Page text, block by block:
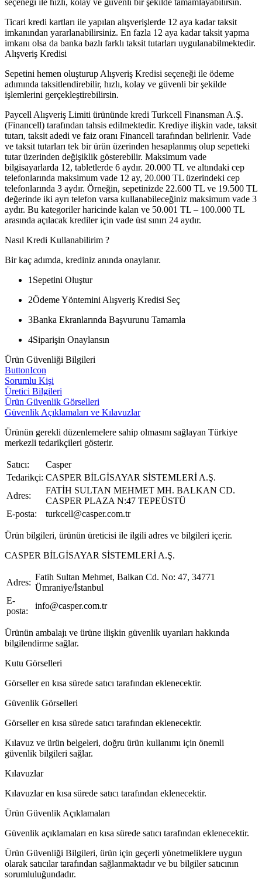
seçeneği ile hızlı, kolay ve güvenli bir şekilde tamamlayabilirsin.
Ticari kredi kartları ile yapılan alışverişlerde 12 aya kadar taksit
imkanından yararlanabilirsiniz. En fazla 12 aya kadar taksit yapma
imkanı olsa da banka bazlı farklı taksit tutarları uygulanabilmektedir.
Alışveriş Kredisi
Sepetini hemen oluşturup Alışveriş Kredisi seçeneği ile ödeme
adımında taksitlendirebilir, hızlı, kolay ve güvenli bir şekilde
işlemlerini gerçekleştirebilirsin.
Paycell Alışveriş Limiti ürününde kredi Turkcell Finansman A.Ş.
(Financell) tarafından tahsis edilmektedir. Krediye ilişkin vade, taksit
tutarı, taksit adedi ve faiz oranı Financell tarafından belirlenir. Vade
ve taksit tutarları tek bir ürün üzerinden hesaplanmış olup sepetteki
tutar üzerinden değişiklik gösterebilir. Maksimum vade
bilgisayarlarda 12, tabletlerde 6 aydır. 20.000 TL ve altındaki cep
telefonlarında maksimum vade 12 ay, 20.000 TL üzerindeki cep
telefonlarında 3 aydır. Örneğin, sepetinizde 22.600 TL ve 19.500 TL
değerinde iki ayrı telefon varsa kullanabileceğiniz maksimum vade 3
aydır. Bu kategoriler haricinde kalan ve 50.001 TL – 100.000 TL
arasında açılacak krediler için vade üst sınırı 24 aydır.
Nasıl Kredi Kullanabilirim ?
Bir kaç adımda, krediniz anında onaylanır.
1 Sepetini Oluştur
2Ödeme Yöntemini Alışveriş Kredisi Seç
3Banka Ekranlarında Başvurunu Tamamla
4Siparişin Onaylansın
Ürün Güvenliği Bilgileri
ButtonIcon
Sorumlu Kişi
Üretici Bilgileri
Ürün Güvenlik Görselleri
Güvenlik Açıklamaları ve Kılavuzlar
Ürünün gerekli düzenlemelere sahip olmasını sağlayan Türkiye
merkezli tedarikçileri gösterir.
Satıcı:
Casper
Tedarikçi: CASPER BİLGİSAYAR SİSTEMLERİ A.Ş.
Adres:
FATİH SULTAN MEHMET MH. BALKAN CD.
CASPER PLAZA N:47 TEPEÜSTÜ
E-posta:
turkcell@casper.com.tr
Ürün bilgileri, ürünün üreticisi ile ilgili adres ve bilgileri içerir.
CASPER BİLGİSAYAR SİSTEMLERİ A.Ş.
Adres:
Fatih Sultan Mehmet, Balkan Cd. No: 47, 34771
Ümraniye/İstanbul
E-
posta:
info@casper.com.tr
Ürünün ambalajı ve ürüne ilişkin güvenlik uyarıları hakkında
bilgilendirme sağlar.
Kutu Görselleri
Görseller en kısa sürede satıcı tarafından eklenecektir.
Güvenlik Görselleri
Görseller en kısa sürede satıcı tarafından eklenecektir.
Kılavuz ve ürün belgeleri, doğru ürün kullanımı için önemli
güvenlik bilgileri sağlar.
Kılavuzlar
Kılavuzlar en kısa sürede satıcı tarafından eklenecektir.
Ürün Güvenlik Açıklamaları
Güvenlik açıklamaları en kısa sürede satıcı tarafından eklenecektir.
Ürün Güvenliği Bilgileri, ürün için geçerli yönetmeliklere uygun
olarak satıcılar tarafından sağlanmaktadır ve bu bilgiler satıcının
sorumluluğundadır.